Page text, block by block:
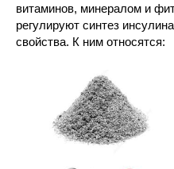
витаминов, минералом и
регулируют синтез
свойства. К ним относятся: